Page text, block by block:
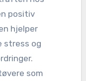
positiv
hjelper
stress og
som